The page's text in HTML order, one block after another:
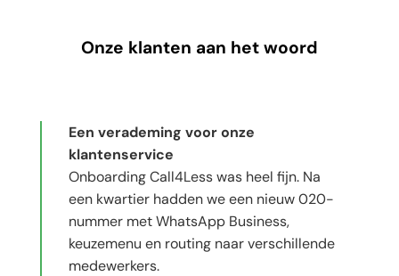
Onze klanten aan het woord
Een verademing voor onze
klantenservice
Onboarding Call4Less was heel fijn. Na
een kwartier hadden we een nieuw 020-
nummer met WhatsApp Business,
keuzemenu en routing naar verschillende
medewerkers.